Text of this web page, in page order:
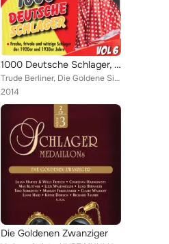
1000 Deutsche Schlager, Vol. 6
Trude Berliner, Die Goldene Sieben, Rudolf Carl, Erwin Hartung, Heinz Rohleder, Siegfried Arno, Brigitte Mira, Dolf Brandmayer, ...
2014
Die Goldenen Zwanziger